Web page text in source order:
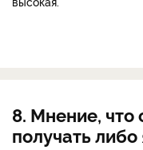
8. Мнение,
получать